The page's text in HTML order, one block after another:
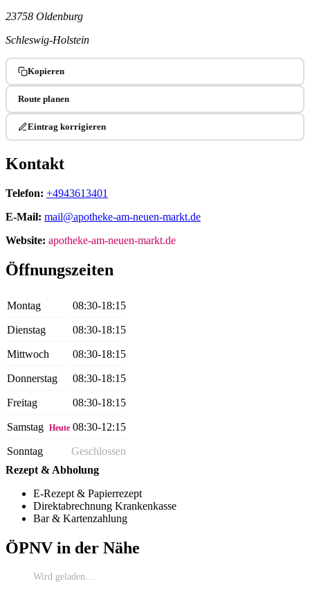
23758 Oldenburg
Schleswig-Holstein
Kopieren
Route planen
Eintrag korrigieren
Kontakt
Telefon: +4943613401
E-Mail: mail@apotheke-am-neuen-markt.de
Website: apotheke-am-neuen-markt.de
Öffnungszeiten
Montag 08:30-18:15
Dienstag 08:30-18:15
Mittwoch 08:30-18:15
Donnerstag 08:30-18:15
Freitag 08:30-18:15
Samstag Heute 08:30-12:15
Sonntag
Geschlossen
Rezept & Abholung
E-Rezept & Papierrezept
Direktabrechnung Krankenkasse
Bar & Kartenzahlung
ÖPNV in der Nähe
Wird geladen…